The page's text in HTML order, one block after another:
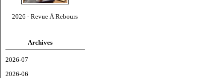
2026 - Revue À Rebours
Archives
2026-07
2026-06